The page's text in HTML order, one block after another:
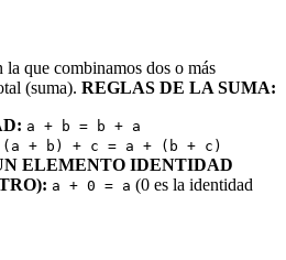
la que combinamos dos o más
(suma). REGLAS DE LA SUMA:
a + b = b + a
(a + b) + c = a + (b + c)
ELEMENTO IDENTIDAD
a + 0 = a (0 es la identidad